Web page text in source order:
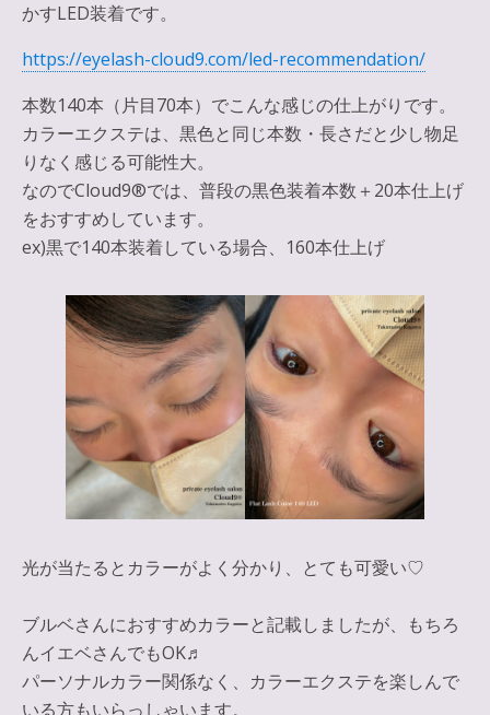
かすLED装着です。
https://eyelash-cloud9.com/led-recommendation/
本数140本（片目70本）でこんな感じの仕上がりです。
カラーエクステは、 黒色と同じ本数・長さだと少し物足
りなく感じる可能性大。
なのでCloud9®では、普段の黒色装着本数＋20本仕上げ
をおすすめしています。
ex)黒で140本装着している場合、160本仕上げ
光が当たるとカラーがよく分かり、とても可愛い♡
ブルベさんにおすすめカラーと記載しましたが、もちろ
んイエベさんでもOK♬
パーソナルカラー関係なく、カラーエクステを楽しんで
いる方もいらっしゃいます。